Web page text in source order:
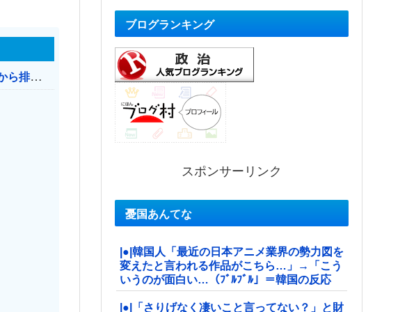
共産党「これは酷い…京都市でマイナンバーカードを持たない29万人がポイント給付事業から排除された」
ブログランキング
スポンサーリンク
憂国あんてな
|●|韓国人「最近の日本アニメ業界の勢力図を
変えたと言われる作品がこちら…」→「こう
いうのが面白い…（ﾌﾞﾙﾌﾞﾙ」＝韓国の反応
|●|「さりげなく凄いこと言ってない？」と財